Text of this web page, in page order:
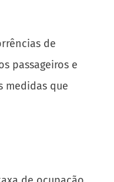
de
passageiros e
medidas que